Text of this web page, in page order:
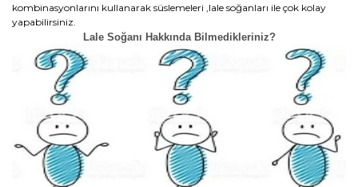
kombinasyonlarını kullanarak süslemeleri ,lale soğanları ile çok kolay
yapabilirsiniz.
Lale Soğanı Hakkında Bilmedikleriniz?